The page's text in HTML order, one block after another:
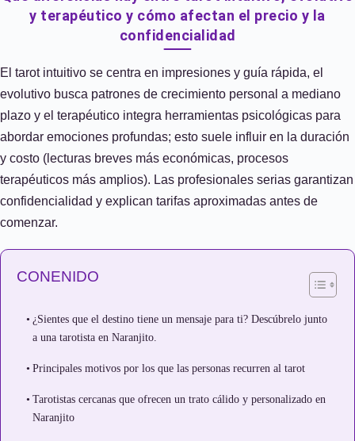
y terapéutico y cómo afectan el precio y la
confidencialidad
El tarot intuitivo se centra en impresiones y guía rápida, el
evolutivo busca patrones de crecimiento personal a mediano
plazo y el terapéutico integra herramientas psicológicas para
abordar emociones profundas; esto suele influir en la duración
y costo (lecturas breves más económicas, procesos
terapéuticos más amplios). Las profesionales serias garantizan
confidencialidad y explican tarifas aproximadas antes de
comenzar.
CONENIDO
¿Sientes que el destino tiene un mensaje para ti? Descúbrelo junto
a una tarotista en Naranjito.
Principales motivos por los que las personas recurren al tarot
Tarotistas cercanas que ofrecen un trato cálido y personalizado en
Naranjito